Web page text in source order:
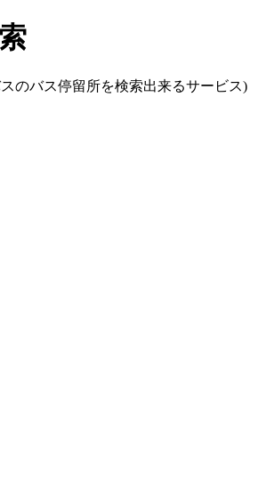
のバス停留所を検索出来るサービス)